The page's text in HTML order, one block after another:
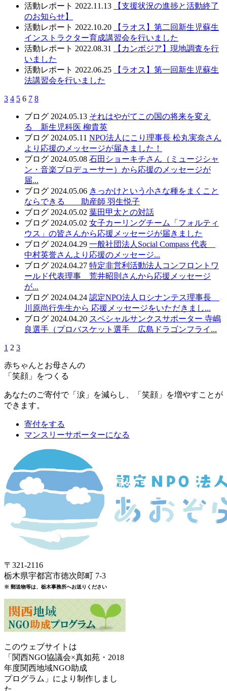
活動レポート 2022.11.13
【支援状況の進捗と活動終了
のお知らせ】
活動レポート 2022.10.20
【ラオス】第二回新生児蘇生
インストラクター育成講習会を行いました
活動レポート 2022.08.31
【カンボジア】現地調査を行
いました
活動レポート 2022.06.25
【ラオス】第一回新生児蘇生
法講習会を行いました
3 4 5 6 7 8
ブログ 2024.05.13 それはやがてこの国の将来を変え
る 新生児科医 柳貴英
ブログ 2024.05.11 NPO法人にこり理事長 松丸実奈さん
より応援のメッセージが届きました！
ブログ 2024.05.08 石田ショーキチさん（ミュージシャ
ン・音楽プロデューサー）から応援のメッセージが
届...
ブログ 2024.05.06 きっかけという小さな種をまくこと
ならできる 助産師 羽生悦子
ブログ 2024.05.02 葉田甲太との対話
ブログ 2024.05.02 女子カーリングチーム「フォルティ
ウス」の皆さんから応援メッセージが届きました
ブログ 2024.04.29 一般社団法人Social Compass 代表
中村英誉さんより応援のメッセージ...
ブログ 2024.04.27 特定非営利活動法人コンフロントワ
ールド代表理事 荒井昭則さんから応援メッセージ
が...
ブログ 2024.04.24 認定NPO法人ロシナンテス理事長
川原尚行先生から 応援メッセージをいただきまし...
ブログ 2024.04.20 スペシャルサンクスサポーター 寺嶋
良選手（プロバスケット選手 広島ドラゴンフライ...
1 2 3
赤ちゃんとお母さんの
「笑顔」をつくる
あなたのご寄付で「涙」を減らし、「笑顔」を増やすことが
できます。
寄付をする
マンスリーサポーターになる
〒321-2116
栃木県宇都宮市徳次郎町 7-3
※ 郵送物等は、栃木事務所へお送りください
このウェブサイトは
「関西NGO協議会×真如苑・2018
年度関西地域NGO助成
プログラム」により制作しまし
た。